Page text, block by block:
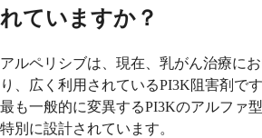
れていますか？
アルペリシブは、現在、乳がん治療に
り、広く利用されているPI3K阻害剤で
最も一般的に変異するPI3Kのアルファ
特別に設計されています。